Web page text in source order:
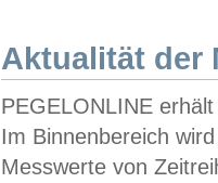
Aktualität der
PEGELONLINE
Im Binnenbereich
Messwerte von